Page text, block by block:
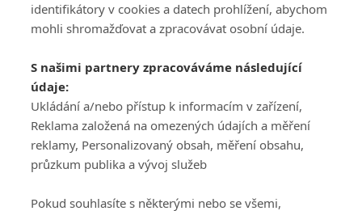
identifikátory v cookies a datech prohlížení, abychom
mohli shromažďovat a zpracovávat osobní údaje.
S našimi partnery zpracováváme následující
údaje:
Ukládání a/nebo přístup k informacím v zařízení,
Reklama založená na omezených údajích a měření
reklamy, Personalizovaný obsah, měření obsahu,
průzkum publika a vývoj služeb
Pokud souhlasíte s některými nebo se všemi,
Všeobecné obchodní
podmínky služby
GolfExtra.cz Premium
Podmínky zpracování
osobních údajů při
ATV CZ, s.r.o.
140 00 Praha 4